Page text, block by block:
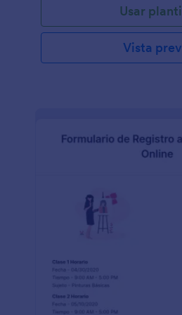
Este formulario se puede integrar
Calendar para crear eventos
automáticamente y / o integrarlo
programar de inmediato una
virtual de zoom. Administre
difundir entusiasmo y alegría
Este formulario incluye a todos
determina quién está
premio o sorteo. Este
que solicitan el nombre del
número de pedido, el importe
un valor único para cada envío.
para formularios de entrada
plantilla de formulario también
Usar
Vista